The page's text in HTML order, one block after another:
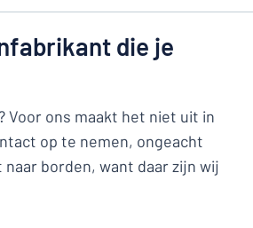
die je
Voor ons maakt het niet uit in
op te nemen, ongeacht
borden, want daar zijn wij